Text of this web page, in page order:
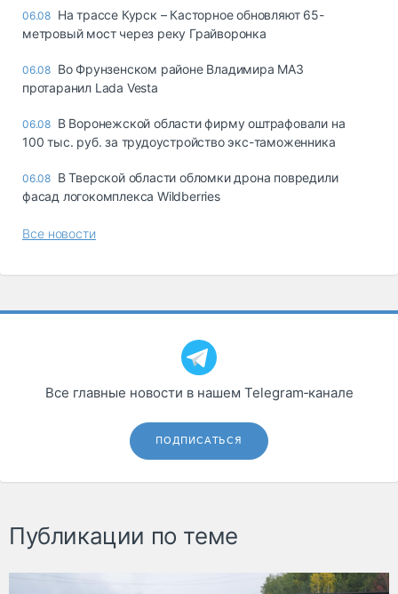
06.08 На трассе Курск – Касторное обновляют 65-
метровый мост через реку Грайворонка
06.08 Во Фрунзенском районе Владимира МАЗ
протаранил Lada Vesta
06.08 В Воронежской области фирму оштрафовали на
100 тыс. руб. за трудоустройство экс-таможенника
06.08 В Тверской области обломки дрона повредили
фасад логокомплекса Wildberries
Все новости
Все главные новости в нашем Telegram‑канале
ПОДПИСАТЬСЯ
Публикации по теме